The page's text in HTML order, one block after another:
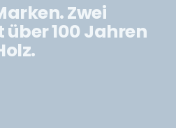
Zwei
über 100 Jahren